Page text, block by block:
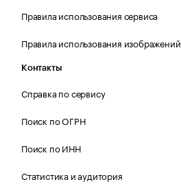
Правила использования сервиса
Правила использования изображений
Контакты
Справка по сервису
Поиск по ОГРН
Поиск по ИНН
Статистика и аудитория